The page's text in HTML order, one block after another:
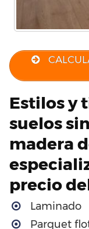
Estilos y
suelos
madera
precio
Laminado
Parquet